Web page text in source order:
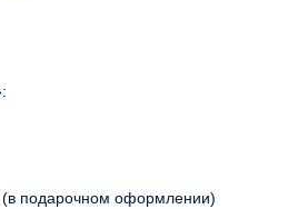
подарочном оформлении)